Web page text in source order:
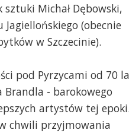
Michał Dębowski,
(obecnie
w Szczecinie).
pod Pyrzycami od 70
Brandla - barokowego
artystów tej
chwili przyjmowania